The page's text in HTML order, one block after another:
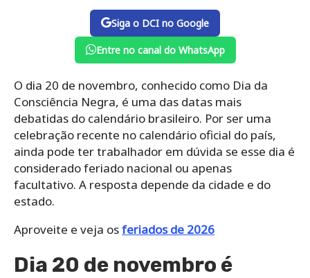
Siga o DCI no Google
Entre no canal do WhatsApp
O dia 20 de novembro, conhecido como Dia da
Consciência Negra, é uma das datas mais
debatidas do calendário brasileiro. Por ser uma
celebração recente no calendário oficial do país,
ainda pode ter trabalhador em dúvida se esse dia é
considerado feriado nacional ou apenas
facultativo. A resposta depende da cidade e do
estado.
Aproveite e veja osferiados de 2026
Dia 20 de novembro é